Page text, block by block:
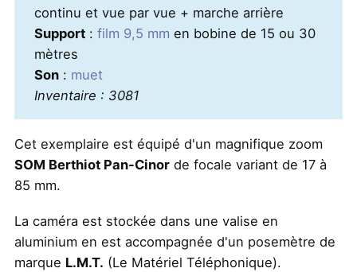
continu et vue par vue + marche arrière
Support: film 9,5 mm en bobine de 15 ou 30
mètres
Son: muet
Inventaire : 3081
Cet exemplaire est équipé d'un magnifique zoom
SOM Berthiot Pan-Cinorde focale variant de 17 à
85 mm.
La caméra est stockée dans une valise en
aluminium en est accompagnée d'un posemètre de
marque L.M.T. (Le Matériel Téléphonique).